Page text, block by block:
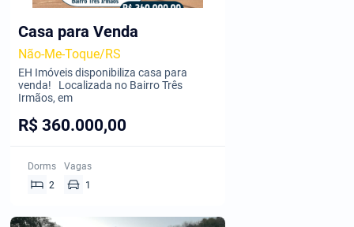
Casa para Venda
Não-Me-Toque/RS
EH Imóveis disponibiliza casa para
venda! Localizada no Bairro Três
Irmãos, em
R$ 360.000,00
Dorms
2
Vagas
1